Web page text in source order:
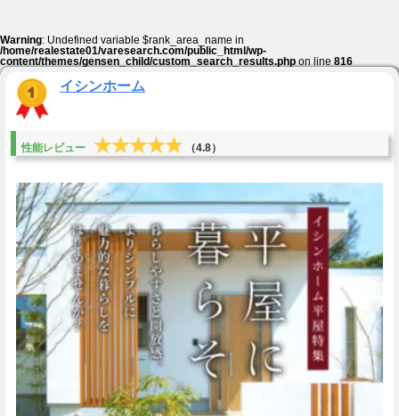
Warning: Undefined variable $rank_area_name in
/home/realestate01/varesearch.com/public_html/wp-
content/themes/gensen_child/custom_search_results.phpon line816
イシンホーム
性能レビュー ★★★★★
★★★★★ （4.8）